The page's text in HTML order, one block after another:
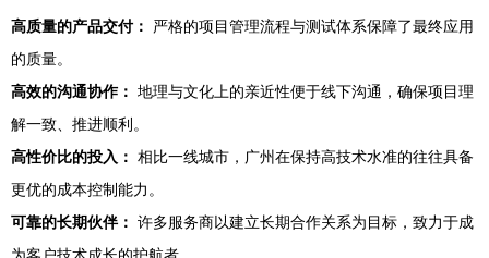
高质量的产品交付：
严格的项目管理流程与测试体系保障了最终应用
的质量。
高效的沟通协作： 地理与文化上的亲近性便于线下沟通，确保项目理
解一致、推进顺利。
高性价比的投入： 相比一线城市，广州在保持高技术水准的往往具备
更优的成本控制能力。
可靠的长期伙伴： 许多服务商以建立长期合作关系为目标，致力于成
为客户技术成长的护航者。